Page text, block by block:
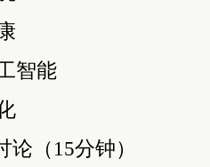
智能
论（15分钟）